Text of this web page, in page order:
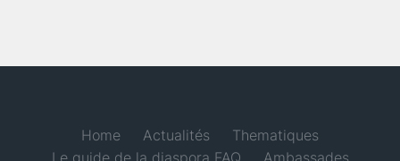
Home Actualités
Thematiques
Le guide de la diaspora FAQ
Ambassades